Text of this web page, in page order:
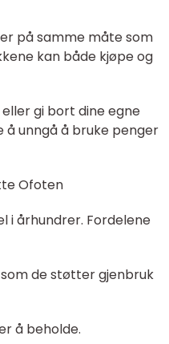
på samme måte som
kan både kjøpe og
gi bort dine egne
unngå å bruke penger
Ofoten
i århundrer. Fordelene
de støtter gjenbruk
å beholde.